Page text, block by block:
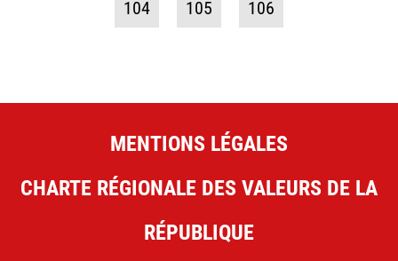
104 105 106
MENTIONS LÉGALES
CHARTE RÉGIONALE DES VALEURS DE LA
RÉPUBLIQUE